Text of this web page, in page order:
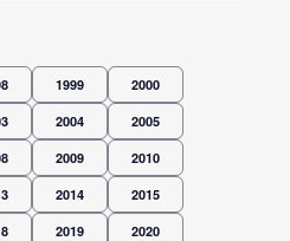
1999 2000
2004 2005
2009 2010
2014 2015
2019 2020